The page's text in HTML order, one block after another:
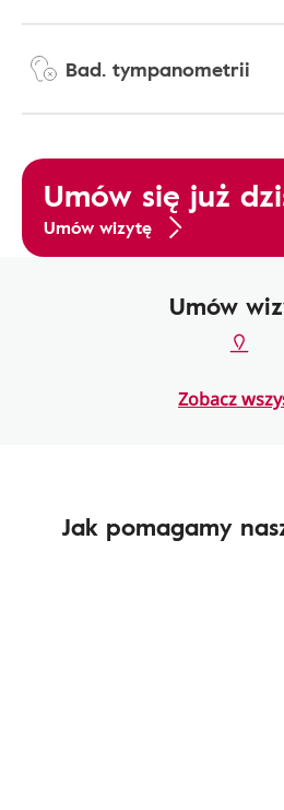
Bad. tympanometrii
Umów się już
Umów wizytę
Umów
Zobacz
Jak pomagamy